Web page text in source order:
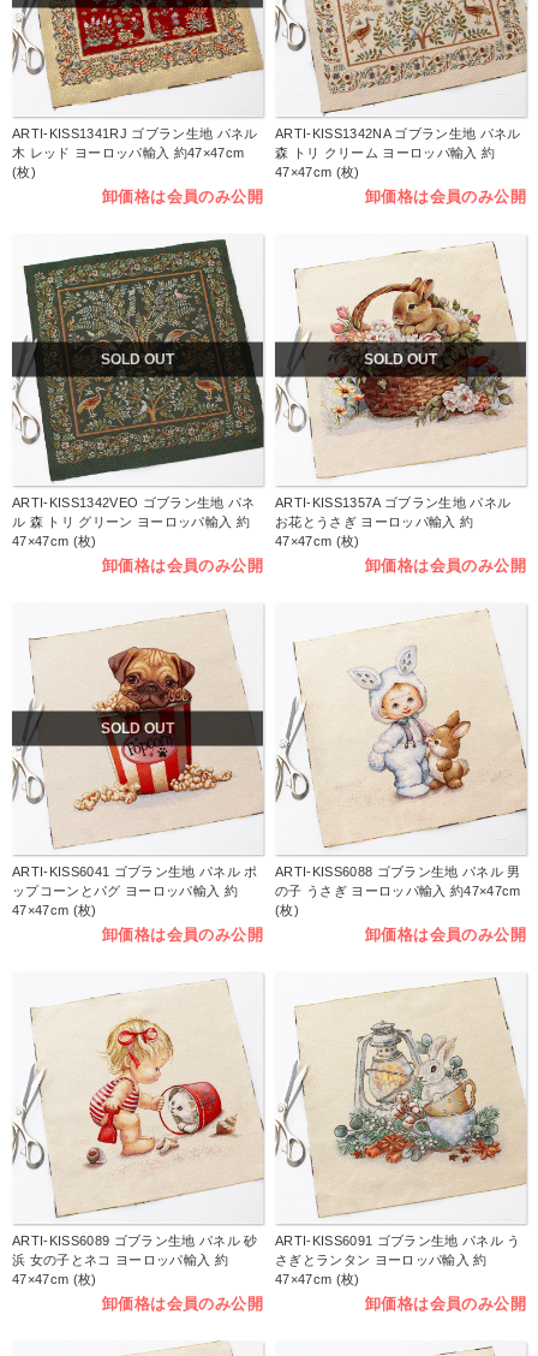
ARTI-KISS1341RJ ゴブラン生地 パネル
木 レッド ヨーロッパ輸入 約47×47cm
(枚)
卸価格は会員のみ公開
ARTI-KISS1342NA ゴブラン生地 パネル
森 トリ クリーム ヨーロッパ輸入 約
47×47cm (枚)
卸価格は会員のみ公開
SOLD OUT
ARTI-KISS1342VEO ゴブラン生地 パネ
ル 森 トリ グリーン ヨーロッパ輸入 約
47×47cm (枚)
卸価格は会員のみ公開
SOLD OUT
ARTI-KISS1357A ゴブラン生地 パネル
お花とうさぎ ヨーロッパ輸入 約
47×47cm (枚)
卸価格は会員のみ公開
SOLD OUT
ARTI-KISS6041 ゴブラン生地 パネル ポ
ップコーンとパグ ヨーロッパ輸入 約
47×47cm (枚)
卸価格は会員のみ公開
ARTI-KISS6088 ゴブラン生地 パネル 男
の子 うさぎ ヨーロッパ輸入 約47×47cm
(枚)
卸価格は会員のみ公開
ARTI-KISS6089 ゴブラン生地 パネル 砂
浜 女の子とネコ ヨーロッパ輸入 約
47×47cm (枚)
卸価格は会員のみ公開
ARTI-KISS6091 ゴブラン生地 パネル う
さぎとランタン ヨーロッパ輸入 約
47×47cm (枚)
卸価格は会員のみ公開